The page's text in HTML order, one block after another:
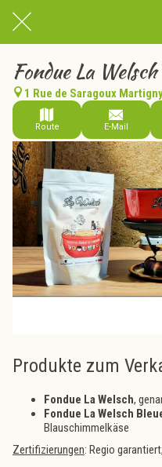
Fondue La Welsch
1 Rue de Saragoux
Route E-Mail
Produkte zum
Fondue La Welsch,
Fondue La Welsch
Blauschimmelkäse
Zertifizierungen: Regio